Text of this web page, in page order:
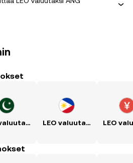
LEO valuutaksi PKR LEO valuutaksi PHP